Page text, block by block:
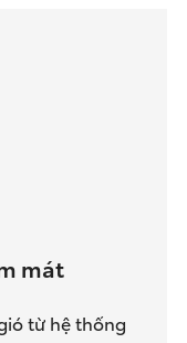
mát
từ hệ thống